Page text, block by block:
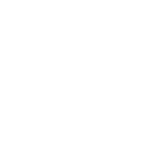
:
ou des déformations dans
manuellement pour vérifier
(le cas
endommagés? Les pointes
mettez-les en extension
- Lubrification des